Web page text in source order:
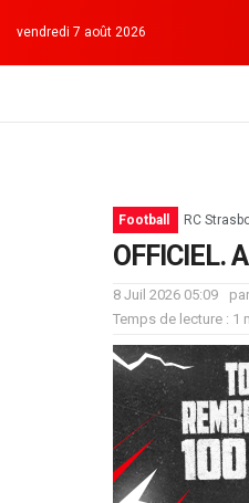
vendredi 7 août 2026
Football RC
OFFICIEL.
8 Juil 2026 05:09 par
Temps de lecture : 1